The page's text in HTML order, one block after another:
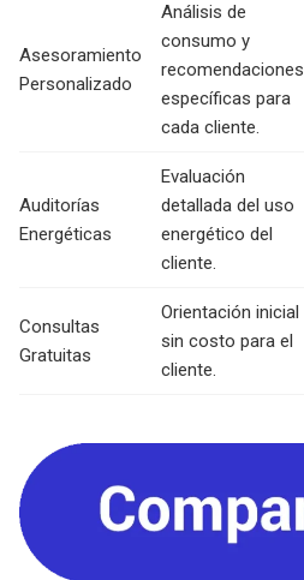
Asesoramiento
Personalizado
Análisis de
consumo y
recomendaciones
específicas para
cada cliente.
Auditorías
Energéticas
Evaluación
detallada del uso
energético del
cliente.
Consultas
Gratuitas
Orientación inicial
sin costo para el
cliente.